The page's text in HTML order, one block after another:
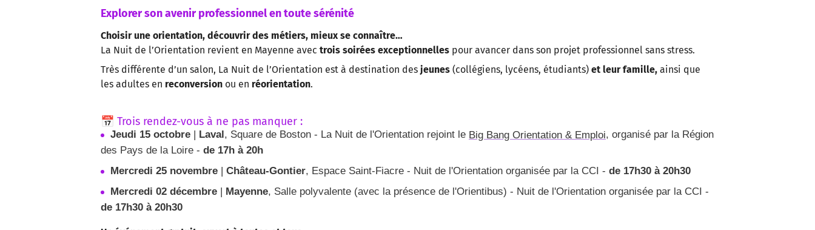
Explorer son avenir professionnel en toute sérénité
Choisir une orientation, découvrir des métiers, mieux se connaître…
La Nuit de l’Orientation revient en Mayenne avec trois soirées exceptionnelles pour avancer dans son projet professionnel sans stress.
Très différente d’un salon, La Nuit de l’Orientation est à destination des jeunes (collégiens, lycéens, étudiants) et leur famille, ainsi que
les adultes en reconversion ou en réorientation.
📅 Trois rendez-vous à ne pas manquer :
Jeudi 15 octobre Laval , Square de Boston - La Nuit de l'Orientation rejoint le Big Bang Orientation & Emploi, organisé par la Région
des Pays de la Loire - de 17h à 20h
Mercredi 25 novembre
Château-Gontier, Espace Saint-Fiacre - Nuit de l'Orientation organisée par la CCI - de 17h30 à 20h30
Mercredi 02 décembre
Mayenne, Salle polyvalente (avec la présence de l'Orientibus) - Nuit de l'Orientation organisée par la CCI -
de 17h30 à 20h30